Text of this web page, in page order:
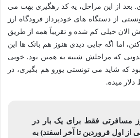
بعد از این مراحل، یه کد رهگیری بهت می
از دستگاه های خودپرداز فرودگاه ارز
الان خیلی کم شده و تقریباً همه از طریق
اما اگه جایی دیدی هنوز هم بانک ها این
که مراحلش شبیه به همین بود. خوبی
که شاید می تونستی یورو هم بگیری، در
دلار میده.
مسافرتی فقط برای یک بار در
از اول فروردین تا آخر اسفند) به